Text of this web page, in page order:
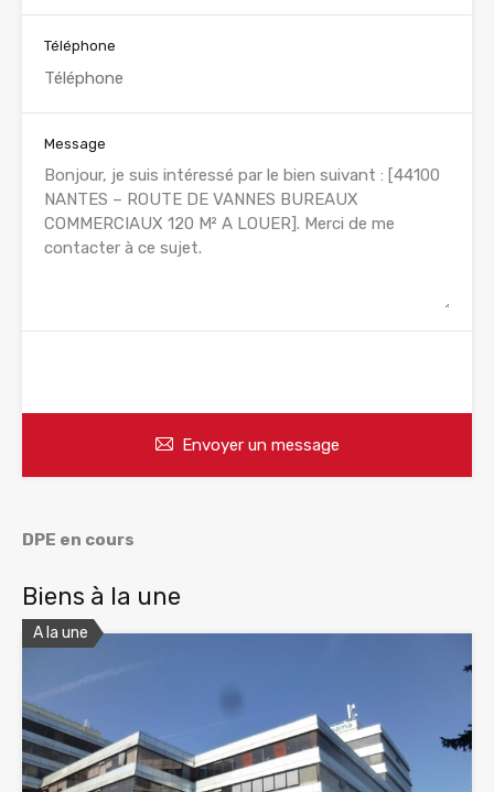
Téléphone
Message
Envoyer un message
DPE en cours
Biens à la une
A la une